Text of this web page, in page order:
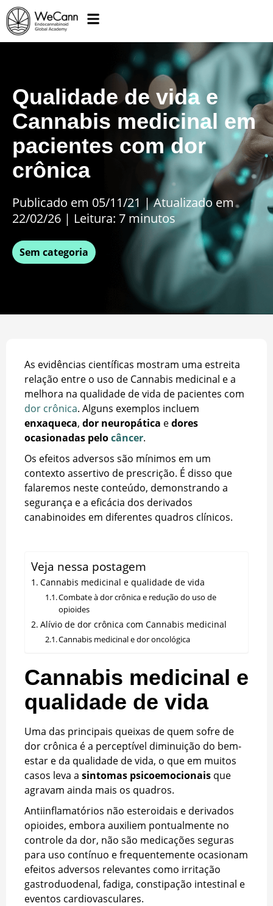
Qualidade de vida e
Cannabis medicinal em
pacientes com dor
crônica
Publicado em 05/11/21 |Atualizado em
22/02/26 | Leitura: 7 minutos
Sem categoria
As evidências científicas mostram uma estreita
relação entre o uso de Cannabis medicinal e a
melhora na qualidade de vida de pacientes com
dor crônica. Alguns exemplos incluem
enxaqueca, dor neuropática edores
ocasionadas pelocâncer.
Os efeitos adversos são mínimos em um
contexto assertivo de prescrição. É disso que
falaremos neste conteúdo, demonstrando a
segurança e a eficácia dos derivados
canabinoides em diferentes quadros clínicos.
Veja nessa postagem
Cannabis medicinal e qualidade de vida
Combate à dor crônica e redução do uso de
opioides
Alívio de dor crônica com Cannabis medicinal
Cannabis medicinal e dor oncológica
Cannabis medicinal e
qualidade de vida
Uma das principais queixas de quem sofre de
dor crônica é a perceptível diminuição do bem-
estar e da qualidade de vida, o que em muitos
casos leva a sintomas psicoemocionais que
agravam ainda mais os quadros.
Antiinflamatórios não esteroidais e derivados
opioides, embora auxiliem pontualmente no
controle da dor, não são medicações seguras
para uso contínuo e frequentemente ocasionam
efeitos adversos relevantes como irritação
gastroduodenal, fadiga, constipação intestinal e
eventos cardiovasculares.